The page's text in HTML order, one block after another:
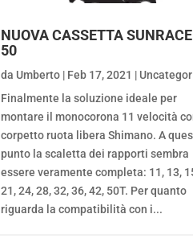
NUOVA CASSETTA
50
da Umberto | Feb 17, 2021 |
Finalmente la soluzione ideale per
montare il monocorona 11 velocità
corpetto ruota libera Shimano. A
punto la scaletta dei rapporti sembra
essere veramente completa: 11, 13,
21, 24, 28, 32, 36, 42, 50T. Per quanto
riguarda la compatibilità con i...